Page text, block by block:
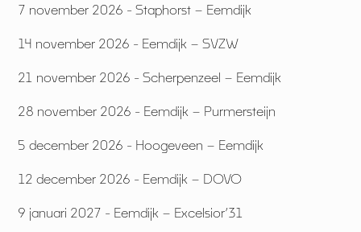
7 november 2026 - Staphorst – Eemdijk
14 november 2026 - Eemdijk – SVZW
21 november 2026 - Scherpenzeel – Eemdijk
28 november 2026 - Eemdijk – Purmersteijn
5 december 2026 - Hoogeveen – Eemdijk
12 december 2026 - Eemdijk – DOVO
9 januari 2027 - Eemdijk – Excelsior’31